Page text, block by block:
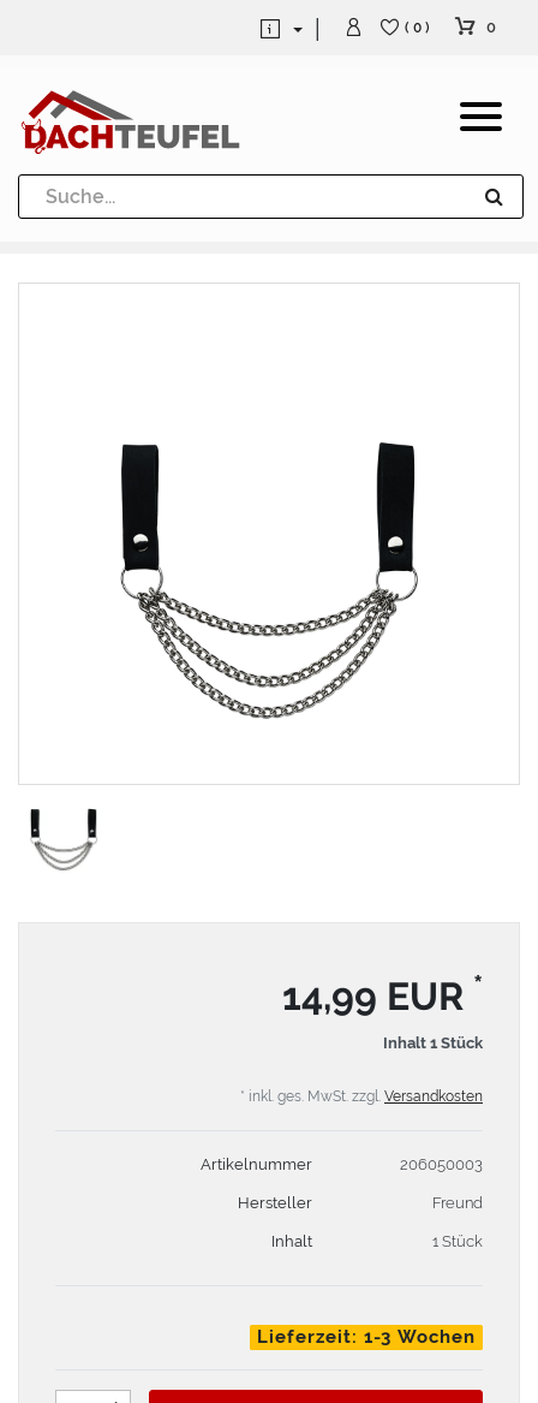
Dachrinne und Fallrohre
Werkzeuge und Löttechnik
( 0 ) 0
14,99 EUR *
Inhalt 1 Stück
* inkl. ges. MwSt. zzgl. Versandkosten
Artikelnummer 206050003
Hersteller Freund
Inhalt 1 Stück
Lieferzeit: 1-3 Wochen